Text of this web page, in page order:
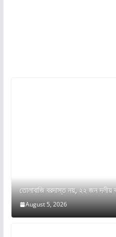
তোলাবাজি বরদাস্ত নয়, ২২ জন দলীয়
August 5, 2026